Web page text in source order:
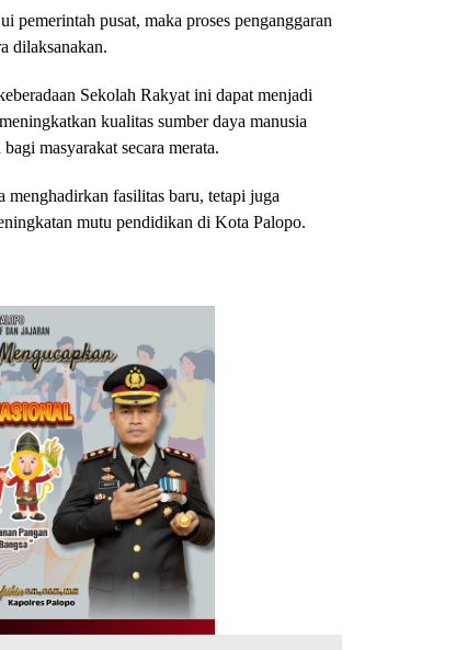
pemerintah pusat, maka proses penganggaran
dilaksanakan.
Sekolah Rakyat ini dapat menjadi
kualitas sumber daya manusia
masyarakat secara merata.
fasilitas baru, tetapi juga
mutu pendidikan di Kota Palopo.